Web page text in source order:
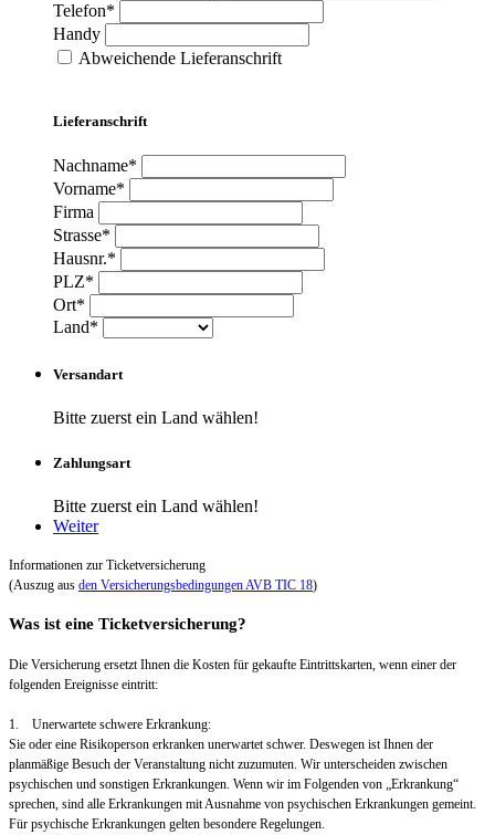
Telefon*
Handy
Abweichende Lieferanschrift
Lieferanschrift
Nachname*
Vorname*
Firma
Strasse*
Hausnr.*
PLZ*
Ort*
Land*
Versandart
Bitte zuerst ein Land wählen!
Zahlungsart
Bitte zuerst ein Land wählen!
Weiter
Informationen zur Ticketversicherung
(Auszug aus den Versicherungsbedingungen AVB TIC 18)
Was ist eine Ticketversicherung?
Die Versicherung ersetzt Ihnen die Kosten für gekaufte Eintrittskarten, wenn einer der
folgenden Ereignisse eintritt:
1. Unerwartete schwere Erkrankung:
Sie oder eine Risikoperson erkranken unerwartet schwer. Deswegen ist Ihnen der
planmäßige Besuch der Veranstaltung nicht zuzumuten. Wir unterscheiden zwischen
psychischen und sonstigen Erkrankungen. Wenn wir im Folgenden von „Erkrankung“
sprechen, sind alle Erkrankungen mit Ausnahme von psychischen Erkrankungen gemeint.
Für psychische Erkrankungen gelten besondere Regelungen.